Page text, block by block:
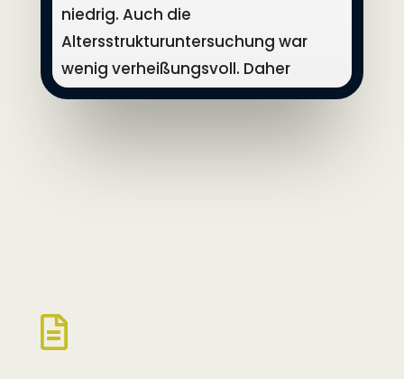
niedrig. Auch die
Altersstrukturuntersuchung war
wenig verheißungsvoll. Daher
waren auch die Erwartungen nicht
Untersuchungen steuerbar ist. Der
